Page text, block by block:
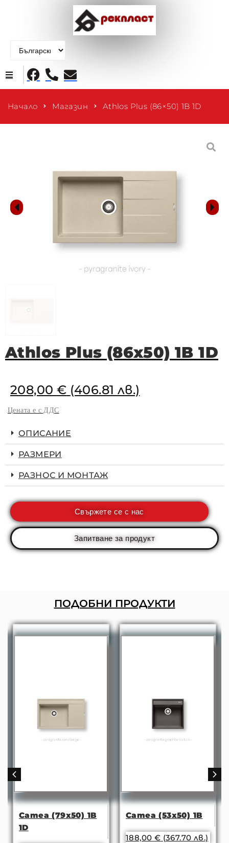
Продукти
Начало Магазин Athlos Plus (86×50) 1B 1D
Athlos Plus (86x50) 1B 1D
208,00 € (406.81 лв.)
Цената е с ДДС
ОПИСАНИЕ
РАЗМЕРИ
РАЗНОС И МОНТАЖ
Свържете се с нас
Запитване за продукт
ПОДОБНИ ПРОДУКТИ
Camea (79x50) 1B
1D
Camea (53x50) 1B
188,00 € (367.70 лв.)